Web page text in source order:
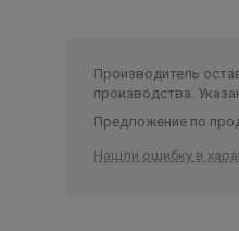
Производитель
производства.
Предложение по
Нашли ошибку в